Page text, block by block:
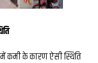
कमी के कारण ऐसी स्थिति